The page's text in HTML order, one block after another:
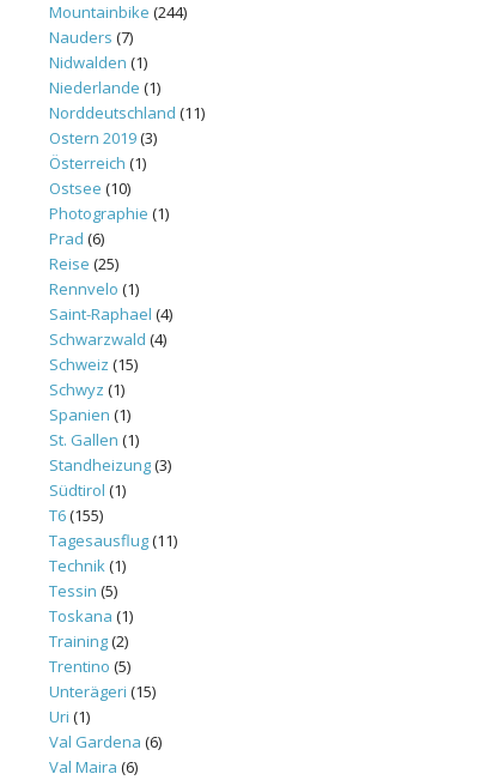
Mountainbike (244)
Nauders (7)
Nidwalden (1)
Niederlande (1)
Norddeutschland (11)
Ostern 2019(3)
Österreich (1)
Ostsee (10)
Photographie (1)
Prad (6)
Reise (25)
Rennvelo (1)
Saint-Raphael (4)
Schwarzwald (4)
Schweiz (15)
Schwyz (1)
Spanien (1)
St. Gallen (1)
Standheizung(3)
Südtirol (1)
T6(155)
Tagesausflug(11)
Technik(1)
Tessin (5)
Toskana (1)
Training(2)
Trentino (5)
Unterägeri (15)
Uri (1)
Val Gardena (6)
Val Maira (6)